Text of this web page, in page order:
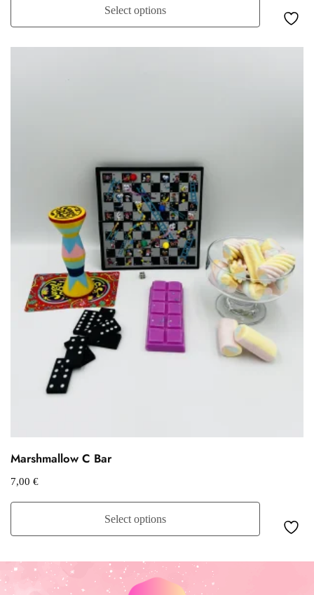
Select options
Marshmallow C Bar
7,00 €
Select options